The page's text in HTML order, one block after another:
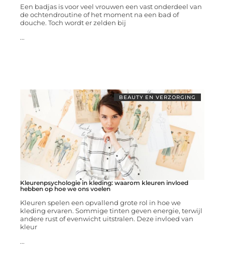
Een badjas is voor veel vrouwen een vast onderdeel van
de ochtendroutine of het moment na een bad of
douche. Toch wordt er zelden bij
...
BEAUTY EN VERZORGING
Kleurenpsychologie in kleding: waarom kleuren invloed
hebben op hoe we ons voelen
Kleuren spelen een opvallend grote rol in hoe we
kleding ervaren. Sommige tinten geven energie, terwijl
andere rust of evenwicht uitstralen. Deze invloed van
kleur
...